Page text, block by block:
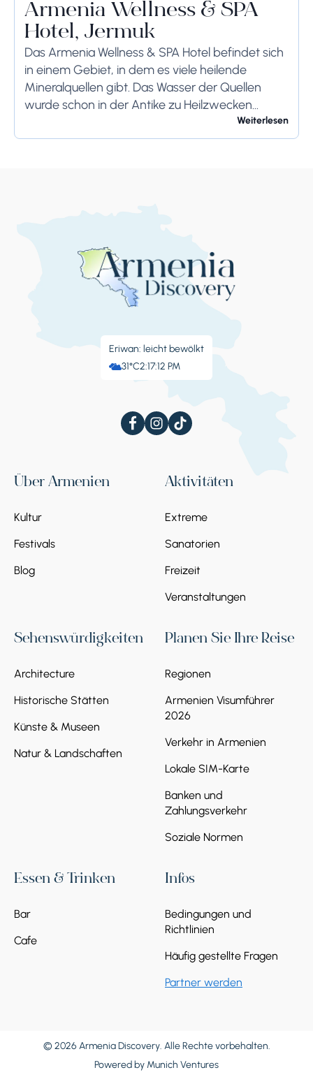
Armenia Wellness & SPA
Hotel, Jermuk
Das Armenia Wellness & SPA Hotel befindet sich
in einem Gebiet, in dem es viele heilende
Mineralquellen gibt. Das Wasser der Quellen
wurde schon in der Antike zu Heilzwecken
genutzt. Deshalb bleibt die Stadt der beste...
Weiterlesen
Eriwan: leicht bewölkt
31°C2:17:13 PM
Über Armenien
Kultur
Festivals
Blog
Aktivitäten
Extreme
Sanatorien
Freizeit
Veranstaltungen
Sehenswürdigkeiten
Architecture
Historische Stätten
Künste & Museen
Natur & Landschaften
Planen Sie Ihre Reise
Regionen
Armenien Visumführer
2026
Verkehr in Armenien
Lokale SIM-Karte
Banken und
Zahlungsverkehr
Soziale Normen
Essen & Trinken
Bar
Cafe
Infos
Bedingungen und
Richtlinien
Häufig gestellte Fragen
Partner werden
© 2026 Armenia Discovery. Alle Rechte vorbehalten.
Powered by Munich Ventures